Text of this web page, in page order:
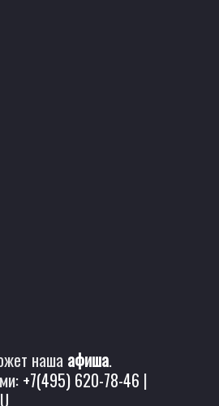
наша афиша.
+7(495) 620-78-46 |